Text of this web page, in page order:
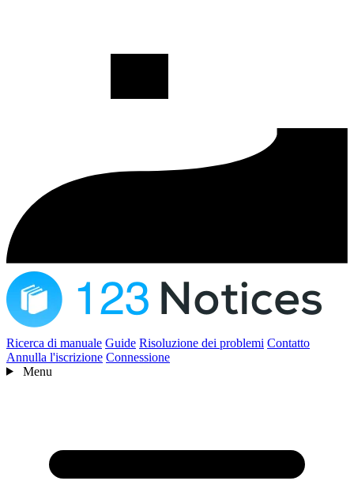
Ricerca di manuale Guide Risoluzione dei problemi Contatto
Annulla l'iscrizione Connessione
Menu